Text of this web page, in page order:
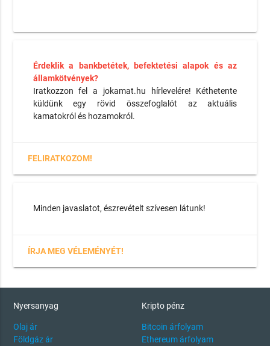
Érdeklik a bankbetétek, befektetési alapok és az
államkötvények?
Iratkozzon fel a jokamat.hu hírlevelére! Kéthetente
küldünk egy rövid összefoglalót az aktuális
kamatokról és hozamokról.
FELIRATKOZOM!
Minden javaslatot, észrevételt szívesen látunk!
ÍRJA MEG VÉLEMÉNYÉT!
Nyersanyag
Olaj ár
Földgáz ár
Kripto pénz
Bitcoin árfolyam
Ethereum árfolyam